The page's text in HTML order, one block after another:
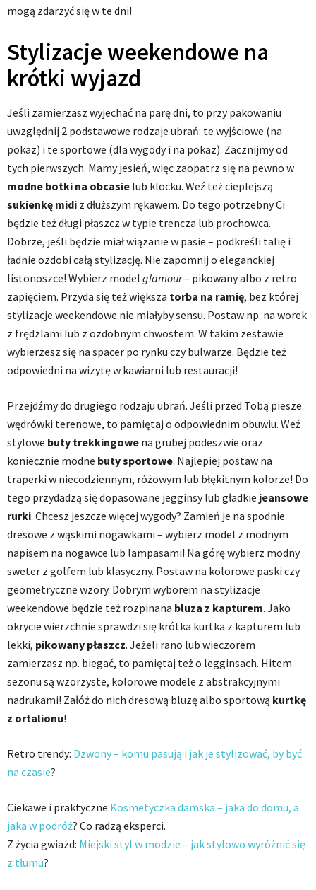
mogą zdarzyć się w te dni!
Stylizacje weekendowe na
krótki wyjazd
Jeśli zamierzasz wyjechać na parę dni, to przy pakowaniu
uwzględnij 2 podstawowe rodzaje ubrań: te wyjściowe (na
pokaz) i te sportowe (dla wygody i na pokaz). Zacznijmy od
tych pierwszych. Mamy jesień, więc zaopatrz się na pewno w
modne botki na obcasie lub klocku. Weź też cieplejszą
sukienkę midi z dłuższym rękawem. Do tego potrzebny Ci
będzie też długi płaszcz w typie trencza lub prochowca.
Dobrze, jeśli będzie miał wiązanie w pasie – podkreśli talię i
ładnie ozdobi całą stylizację. Nie zapomnij o eleganckiej
listonoszce! Wybierz model glamour– pikowany albo z retro
zapięciem. Przyda się też większa torba na ramię, bez której
stylizacje weekendowe nie miałyby sensu. Postaw np. na worek
z frędzlami lub z ozdobnym chwostem. W takim zestawie
wybierzesz się na spacer po rynku czy bulwarze. Będzie też
odpowiedni na wizytę w kawiarni lub restauracji!
Przejdźmy do drugiego rodzaju ubrań. Jeśli przed Tobą piesze
wędrówki terenowe, to pamiętaj o odpowiednim obuwiu. Weź
stylowe buty trekkingowe na grubej podeszwie oraz
koniecznie modne buty sportowe. Najlepiej postaw na
traperki w niecodziennym, różowym lub błękitnym kolorze! Do
tego przydadzą się dopasowane jegginsy lub gładkie jeansowe
rurki. Chcesz jeszcze więcej wygody? Zamień je na spodnie
dresowe z wąskimi nogawkami – wybierz model z modnym
napisem na nogawce lub lampasami! Na górę wybierz modny
sweter z golfem lub klasyczny. Postaw na kolorowe paski czy
geometryczne wzory. Dobrym wyborem na stylizacje
weekendowe będzie też rozpinana bluza z kapturem. Jako
okrycie wierzchnie sprawdzi się krótka kurtka z kapturem lub
lekki, pikowany płaszcz. Jeżeli rano lub wieczorem
zamierzasz np. biegać, to pamiętaj też o legginsach. Hitem
sezonu są wzorzyste, kolorowe modele z abstrakcyjnymi
nadrukami! Załóż do nich dresową bluzę albo sportową kurtkę
z ortalionu!
Retro trendy: Dzwony – komu pasują i jak je stylizować, by być
na czasie?
Ciekawe i praktyczne:Kosmetyczka damska – jaka do domu, a
jaka w podróż? Co radzą eksperci.
Z życia gwiazd: Miejski styl w modzie – jak stylowo wyróżnić się
z tłumu?